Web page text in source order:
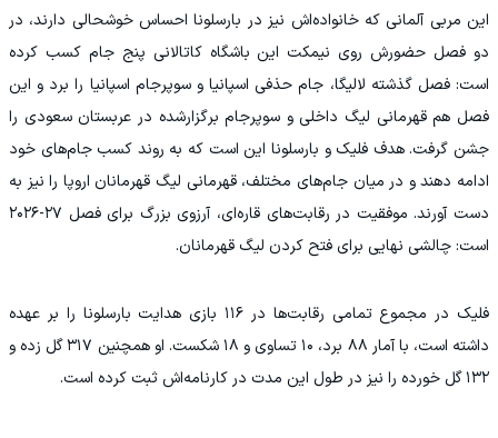
این مربی آلمانی که خانواده‌اش نیز در بارسلونا احساس خوشحالی دارند، در
دو فصل حضورش روی نیمکت این باشگاه کاتالانی پنج جام کسب کرده
است: فصل گذشته لالیگا، جام حذفی اسپانیا و سوپرجام اسپانیا را برد و این
فصل هم قهرمانی لیگ داخلی و سوپرجام برگزارشده در عربستان سعودی را
جشن گرفت. هدف فلیک و بارسلونا این است که به روند کسب جام‌های خود
ادامه دهند و در میان جام‌های مختلف، قهرمانی لیگ قهرمانان اروپا را نیز به
دست آورند. موفقیت در رقابت‌های قاره‌ای، آرزوی بزرگ برای فصل ۲۷-۲۰۲۶
است: چالشی نهایی برای فتح کردن لیگ قهرمانان.
فلیک در مجموع تمامی رقابت‌ها در ۱۱۶ بازی هدایت بارسلونا را بر عهده
داشته است، با آمار ۸۸ برد، ۱۰ تساوی و ۱۸ شکست. او همچنین ۳۱۷ گل زده و
۱۳۲ گل خورده را نیز در طول این مدت در کارنامه‌اش ثبت کرده است.